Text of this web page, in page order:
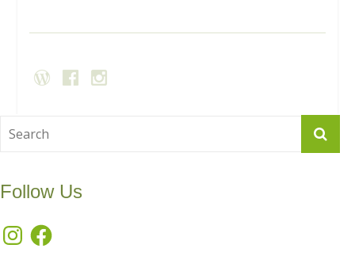
Follow Us
InstagramFacebook